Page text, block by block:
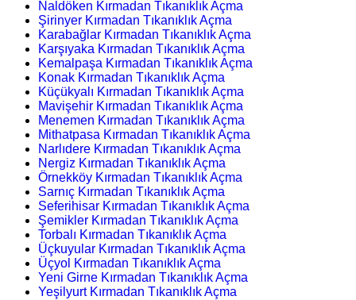
Naldöken Kırmadan Tıkanıklık Açma
Şirinyer Kırmadan Tıkanıklık Açma
Karabağlar Kırmadan Tıkanıklık Açma
Karşıyaka Kırmadan Tıkanıklık Açma
Kemalpaşa Kırmadan Tıkanıklık Açma
Konak Kırmadan Tıkanıklık Açma
Küçükyalı Kırmadan Tıkanıklık Açma
Mavişehir Kırmadan Tıkanıklık Açma
Menemen Kırmadan Tıkanıklık Açma
Mithatpasa Kırmadan Tıkanıklık Açma
Narlıdere Kırmadan Tıkanıklık Açma
Nergiz Kırmadan Tıkanıklık Açma
Örnekköy Kırmadan Tıkanıklık Açma
Sarnıç Kırmadan Tıkanıklık Açma
Seferihisar Kırmadan Tıkanıklık Açma
Şemikler Kırmadan Tıkanıklık Açma
Torbalı Kırmadan Tıkanıklık Açma
Üçkuyular Kırmadan Tıkanıklık Açma
Üçyol Kırmadan Tıkanıklık Açma
Yeni Girne Kırmadan Tıkanıklık Açma
Yeşilyurt Kırmadan Tıkanıklık Açma